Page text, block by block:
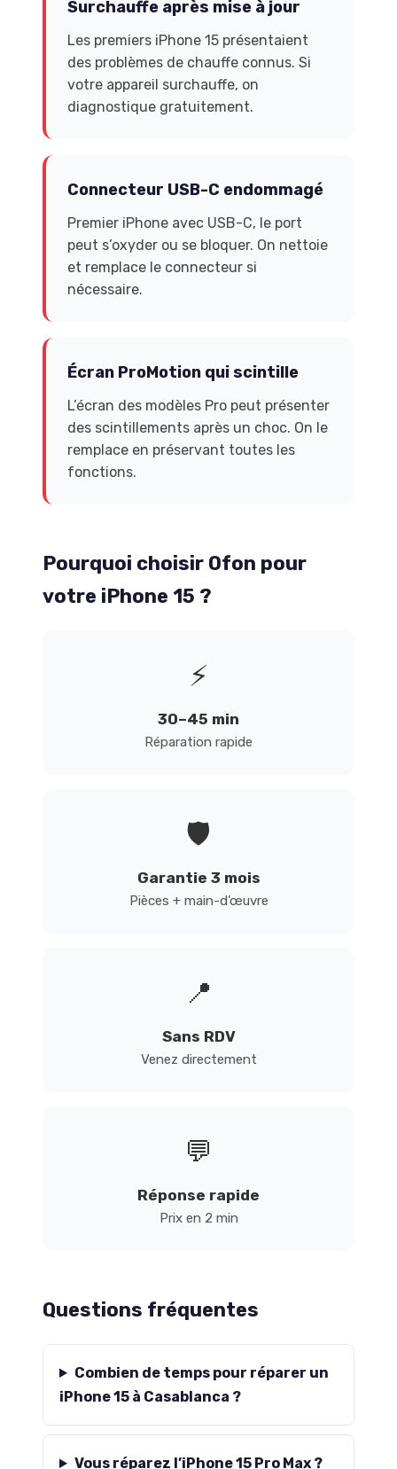
Surchauffe après mise à jour
Les premiers iPhone 15 présentaient
des problèmes de chauffe connus. Si
votre appareil surchauffe, on
diagnostique gratuitement.
Connecteur USB-C endommagé
Premier iPhone avec USB-C, le port
peut s’oxyder ou se bloquer. On nettoie
et remplace le connecteur si
nécessaire.
Écran ProMotion qui scintille
L’écran des modèles Pro peut présenter
des scintillements après un choc. On le
remplace en préservant toutes les
fonctions.
Pourquoi choisir Ofon pour
votre iPhone 15 ?
⚡
30–45 min
Réparation rapide
🛡️
Garantie 3 mois
Pièces + main-d’œuvre
📍
Sans RDV
Venez directement
💬
Réponse rapide
Prix en 2 min
Questions fréquentes
Combien de temps pour réparer un
iPhone 15 à Casablanca ?
Vous réparez l’iPhone 15 Pro Max ?